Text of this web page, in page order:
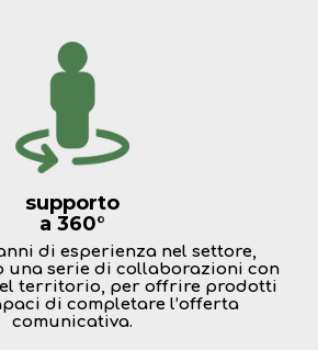
supporto
a 360°
di esperienza nel settore,
una serie di collaborazioni con
territorio, per offrire prodotti
di completare l’offerta
comunicativa.